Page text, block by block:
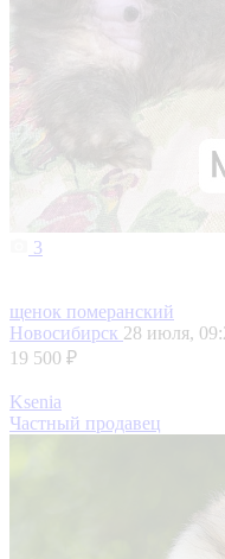
3
щенок померанский
Новосибирск 28 июля,
19 500 ₽
Ksenia
Частный продавец